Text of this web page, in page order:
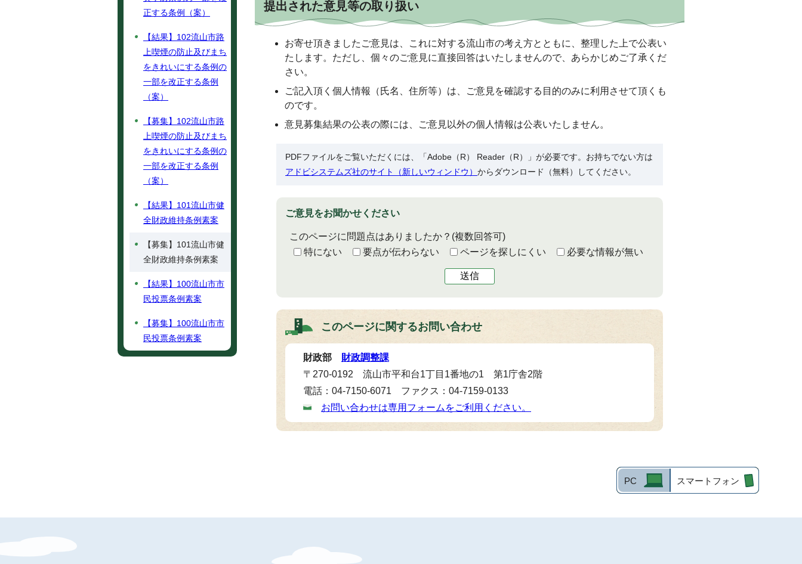
提出された意見等の取り扱い
お寄せ頂きましたご意見は、これに対する流山市の考え方とともに、整理した上で公表い
たします。ただし、個々のご意見に直接回答はいたしませんので、あらかじめご了承くだ
さい。
ご記入頂く個人情報（氏名、住所等）は、ご意見を確認する目的のみに利用させて頂くも
のです。
意見募集結果の公表の際には、ご意見以外の個人情報は公表いたしません。
PDFファイルをご覧いただくには、「Adobe（R） Reader（R）」が必要です。お持ちでない方は
アドビシステムズ社のサイト（新しいウィンドウ） からダウンロード（無料）してください。
ご意見をお聞かせください
このページに問題点はありましたか？ (複数回答可)
特にない
要点が伝わらない ページを探しにくい 必要な情報が無い
送信
このページに関するお問い合わせ
財政部 財政調整課
〒270-0192 流山市平和台1丁目1番地の1 第1庁舎2階
電話：04-7150-6071 ファクス：04-7159-0133
お問い合わせは専用フォームをご利用ください。
正する条例（案）
【結果】102流山市路
上喫煙の防止及びまち
をきれいにする条例の
一部を改正する条例
（案）
【募集】102流山市路
上喫煙の防止及びまち
をきれいにする条例の
一部を改正する条例
（案）
【結果】101流山市健
全財政維持条例素案
【募集】101流山市健
全財政維持条例素案
【結果】100流山市市
民投票条例素案
【募集】100流山市市
民投票条例素案
PC スマートフォン